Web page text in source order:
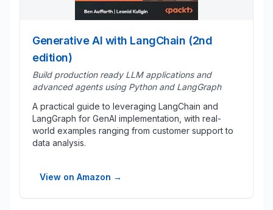
Generative AI with LangChain (2nd
edition)
Build production ready LLM applications and
advanced agents using Python and LangGraph
A practical guide to leveraging LangChain and
LangGraph for GenAI implementation, with real-
world examples ranging from customer support to
data analysis.
View on Amazon →